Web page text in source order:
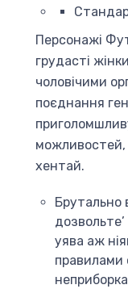
Персонажі
грудасті
чоловічими
поєднання
можливостей,
хентай.
Брутально
уява аж
правилами